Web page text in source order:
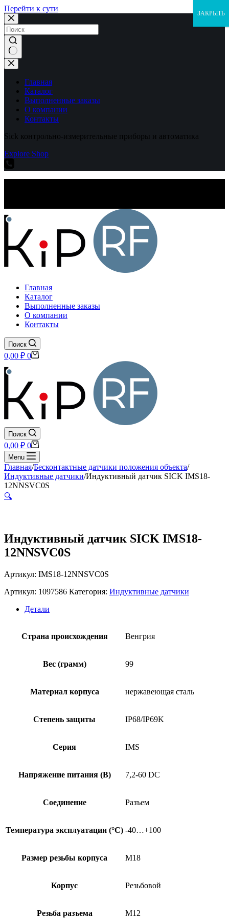
Перейти к сути
Ничего
не
найденоГлавная
Каталог
Выполненные заказы
О компании
Контакты
Sick контрольно-измерительные приборы и автоматика
Explore Shop
Главная
Каталог
Выполненные заказы
О компании
Контакты
Поиск
Корзина
0,00 ₽ 0
Поиск
Корзина
0,00 ₽ 0
Menu
Главная/Бесконтактные датчики положения объекта/
Индуктивные датчики/Индуктивный датчик SICK IMS18-
12NNSVC0S
🔍
Индуктивный датчик SICK IMS18-
12NNSVC0S
Артикул: IMS18-12NNSVC0S
Артикул: 1097586 Категория: Индуктивные датчики
Детали
Страна происхождения Венгрия
Вес (грамм) 99
Материал корпуса нержавеющая сталь
Степень защиты IP68/IP69K
Серия IMS
Напряжение питания (В) 7,2-60 DC
Соединение Разъем
Температура эксплуатации (°C) -40…+100
Размер резьбы корпуса M18
Корпус Резьбовой
Резьба разъема M12
ЗАКРЫТЬ